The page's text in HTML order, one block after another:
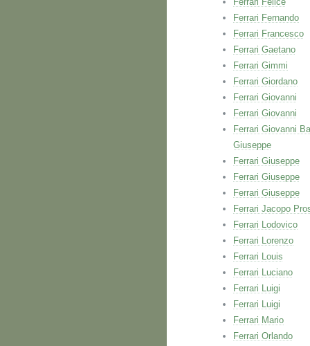
Ferrari Fernando
Ferrari Francesco
Ferrari Gaetano
Ferrari Gimmi
Ferrari Giordano
Ferrari Giovanni
Ferrari Giovanni
Ferrari Giovanni
Giuseppe
Ferrari Giuseppe
Ferrari Giuseppe
Ferrari Giuseppe
Ferrari Jacopo
Ferrari Lodovico
Ferrari Lorenzo
Ferrari Louis
Ferrari Luciano
Ferrari Luigi
Ferrari Luigi
Ferrari Mario
Ferrari Orlando